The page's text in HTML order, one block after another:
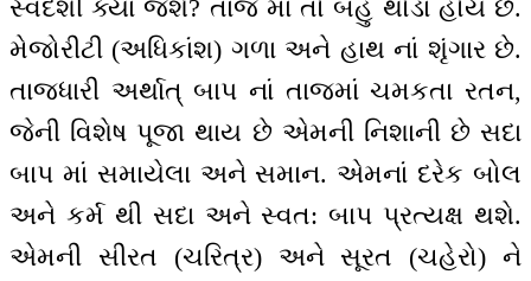
સ્વદેશી ક્યાં જશે? તાજ માં તો બહુ થોડાં હોય છે.
મેજોરીટી (અધિકાંશ) ગળા અને હાથ નાં શૃંગાર છે.
તાજધારી અર્થાત્ બાપ નાં તાજમાં ચમકતા રતન,
જેની વિશેષ પૂજા થાય છે એમની નિશાની છે સદા
બાપ માં સમાયેલા અને સમાન. એમનાં દરેક બોલ
અને કર્મ થી સદા અને સ્વત: બાપ પ્રત્યક્ષ થશે.
એમની સીરત (ચરિત્ર) અને સૂરત (ચહેરો) ને